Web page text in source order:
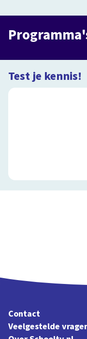
Dit Geloof Ik
Programma
Test je kennis!
Contact
Veelgestelde